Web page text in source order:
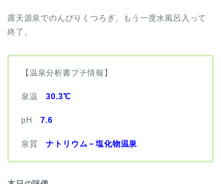
露天源泉でのんびりくつろぎ、もう一度水風呂入って
終了。
【温泉分析書プチ情報】
泉温30.3℃
pH7.6
泉質ナトリウム－塩化物温泉